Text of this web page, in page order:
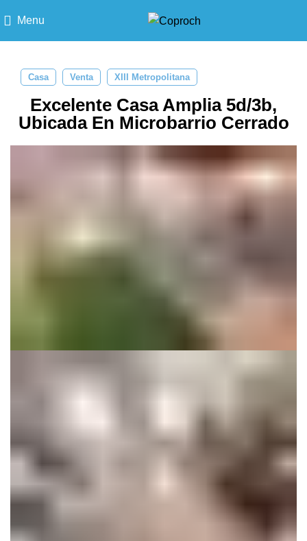
Menu
Casa Venta XIII Metropolitana
Excelente Casa Amplia 5d/3b,
Ubicada En Microbarrio Cerrado